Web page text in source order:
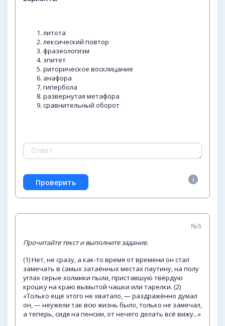
литота
лексический повтор
фразеологизм
эпитет
риторическое восклицание
анафора
гипербола
развернутая метафора
сравнительный оборот
№5
Прочитайте текст и выполнитезадание.
(1) Нет, не сразу, а как-то время от времени он стал
замечать в самых затаённых местах паутину, на полу
углах серые холмики пыли, приставшую твёрдую
крошку на краю вымытой чашки или тарелки. (2)
«Только ещё этого не хватало, — раздражённо думал
он, — неужели так всю жизнь было, только не замечал,
а теперь, сидя на пенсии, от нечего делать всё вижу...»